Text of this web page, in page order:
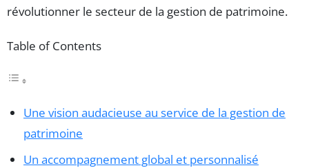
révolutionner le secteur de la gestion de patrimoine.
Table of Contents
Une vision audacieuse au service de la gestion de
patrimoine
Un accompagnement global et personnalisé